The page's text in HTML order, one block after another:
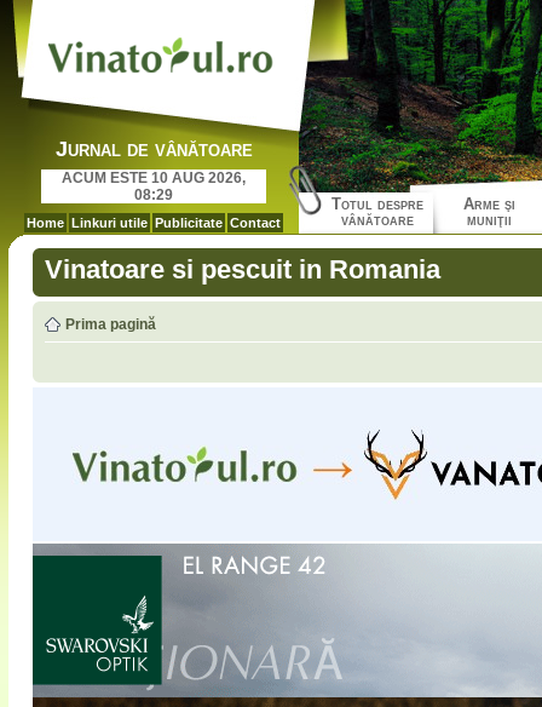
Jurnal de vânătoare
ACUM ESTE 10 AUG 2026,
08:29
Home Linkuri utile Publicitate Contact
Totul despre
vânătoare
Arme şi
muniţii
Vinatoare si pescuit in Romania
Prima pagină